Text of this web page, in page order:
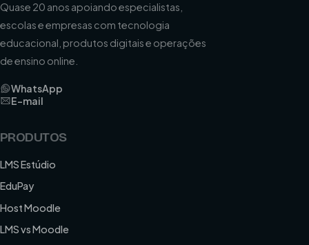
Quase 20 anos apoiando especialistas,
escolas e empresas com tecnologia
educacional, produtos digitais e operações
de ensino online.
WhatsApp
E-mail
PRODUTOS
LMS Estúdio
EduPay
Host Moodle
LMS vs Moodle